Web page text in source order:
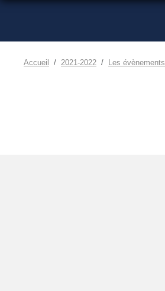
Accueil 2021-2022 Les évènements